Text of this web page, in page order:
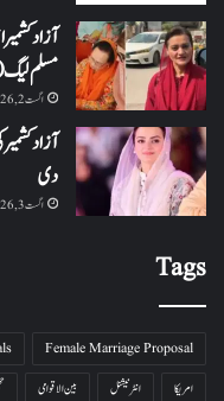
آزاد
مسلم لیگ
اگست 2, 2026
آزاد
دی
اگست 3, 2026
Tags
Female Marriage Proposal
امریکا
انٹرنیشنل بین الاقوامی